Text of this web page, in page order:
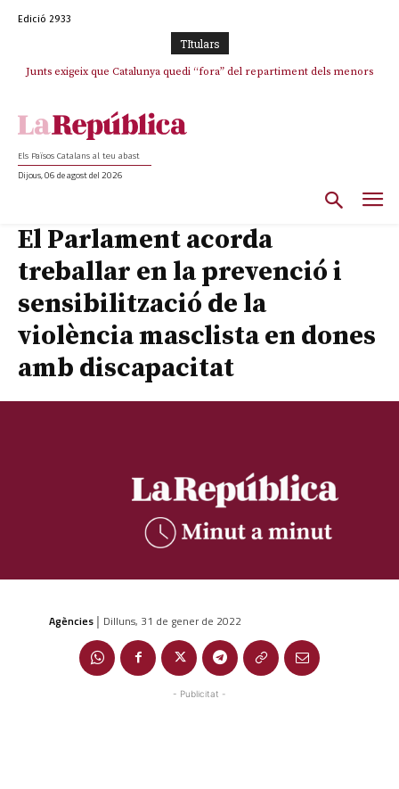
Edició 2933
TItulars
Junts exigeix que Catalunya quedi “fora” del repartiment dels menors
Els Països Catalans al teu abast
Dijous, 06 de agost del 2026
El Parlament acorda
treballar en la prevenció i
sensibilització de la
violència masclista en dones
amb discapacitat
Agències | Dilluns, 31 de gener de 2022
- Publicitat -